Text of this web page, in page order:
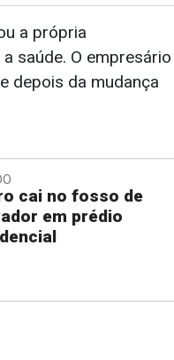
a própria
saúde. O empresário
depois da mudança
cai no fosso de
em prédio